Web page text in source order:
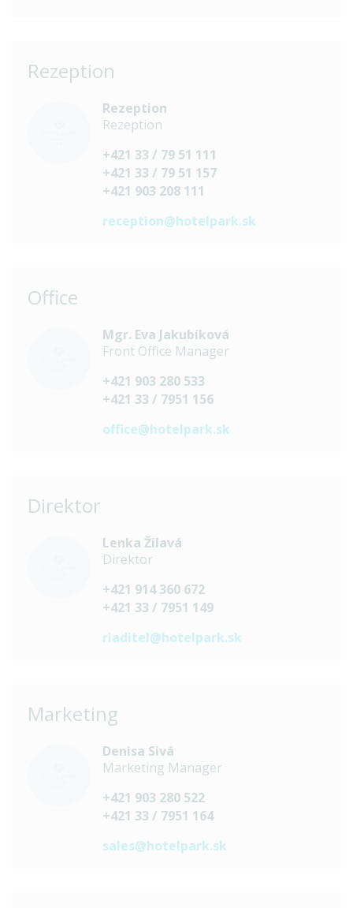
Rezeption
Rezeption
Rezeption
+421 33 / 79 51 111
+421 33 / 79 51 157
+421 903 208 111
reception@hotelpark.sk
Office
Mgr. Eva Jakubíková
Front Office Manager
+421 903 280 533
+421 33 / 7951 156
office@hotelpark.sk
Direktor
Lenka Žilavá
Direktor
+421 914 360 672
+421 33 / 7951 149
riaditel@hotelpark.sk
Marketing
Denisa Sivá
Marketing Manager
+421 903 280 522
+421 33 / 7951 164
sales@hotelpark.sk